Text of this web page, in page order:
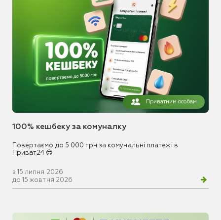
Приватним особам
100% кешбеку за комуналку
Повертаємо до 5 000 грн за комунальні платежі в
Приват24 😎
з 15 липня 2026
до 15 жовтня 2026